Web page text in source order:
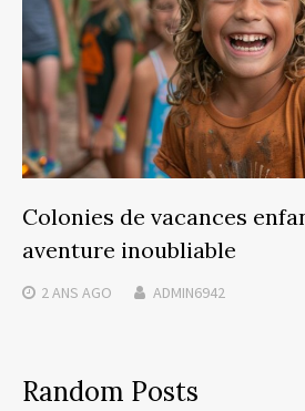
Colonies de vacances
aventure inoubliable
2 ANS AGO ADMIN6942
Random Posts